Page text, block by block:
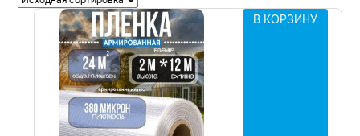
В КОРЗИНУ